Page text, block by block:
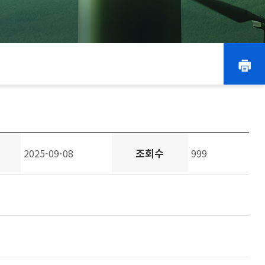
2025-09-08 조회수 999